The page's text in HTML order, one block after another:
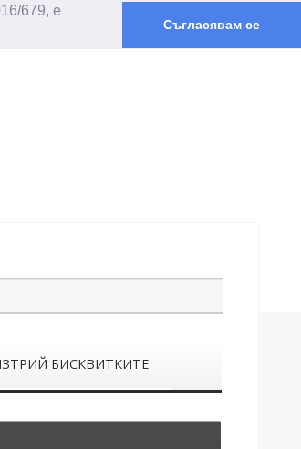
679, е
Съгласявам се
БИСКВИТКИТЕ